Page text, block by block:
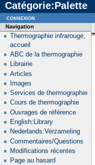
Catégorie:Palette
Navigation
Thermographie infrarouge,
accueil
ABC de la thermographie
Librairie
Articles
Images
Services de thermographie
Cours de thermographie
Ouvrages de référence
English:Library
Nederlands:Verzameling
Commentaires/Questions
Modifications récentes
Page au hasard
connexion